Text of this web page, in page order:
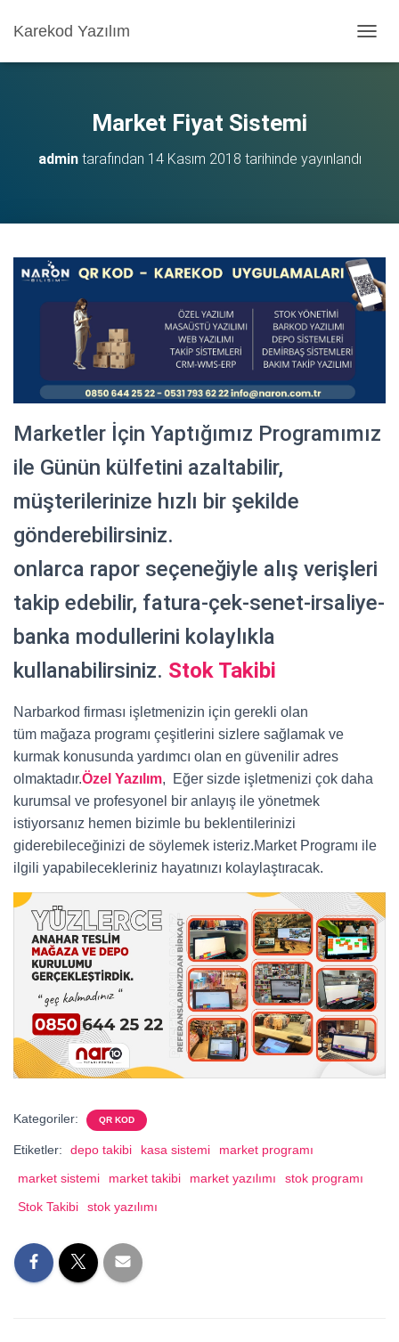
Karekod Yazılım
E
Market Fiyat Sistemi
admintarafından 14 Kasım 2018 tarihinde yayınlandı
Marketler İçin Yaptığımız Programımız
ile Günün külfetini azaltabilir,
müşterilerinize hızlı bir şekilde
gönderebilirsiniz.
onlarca rapor seçeneğiyle alış verişleri
takip edebilir, fatura-çek-senet-irsaliye-
banka modullerini kolaylıkla
kullanabilirsiniz. Stok Takibi
Narbarkod firması işletmenizin için gerekli olan
tüm mağaza programı çeşitlerini sizlere sağlamak ve
kurmak konusunda yardımcı olan en güvenilir adres
olmaktadır.Özel Yazılım, Eğer sizde işletmenizi çok daha
kurumsal ve profesyonel bir anlayış ile yönetmek
istiyorsanız hemen bizimle bu beklentilerinizi
giderebileceğinizi de söylemek isteriz.Market Programı ile
ilgili yapabilecekleriniz hayatınızı kolaylaştıracak.
Kategoriler: QR KOD
Etiketler: depo takibi kasa sistemi
market programı
market sistemi
market takibi market yazılımı
stok programı
Stok Takibi
stok yazılımı